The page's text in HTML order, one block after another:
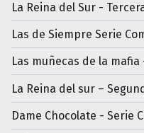
La Reina del Sur -
Las de Siempre Serie
Las muñecas de la mafia
La Reina del sur –
Dame Chocolate - Serie